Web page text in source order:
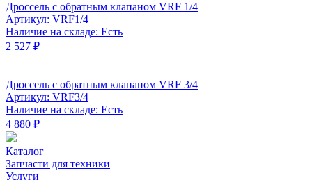
Дроссель с обратным клапаном VRF 1/4
Артикул: VRF1/4
Наличие на складе: Есть
2 527 ₽
Дроссель с обратным клапаном VRF 3/4
Артикул: VRF3/4
Наличие на складе: Есть
4 880 ₽
Каталог
Запчасти для техники
Услуги